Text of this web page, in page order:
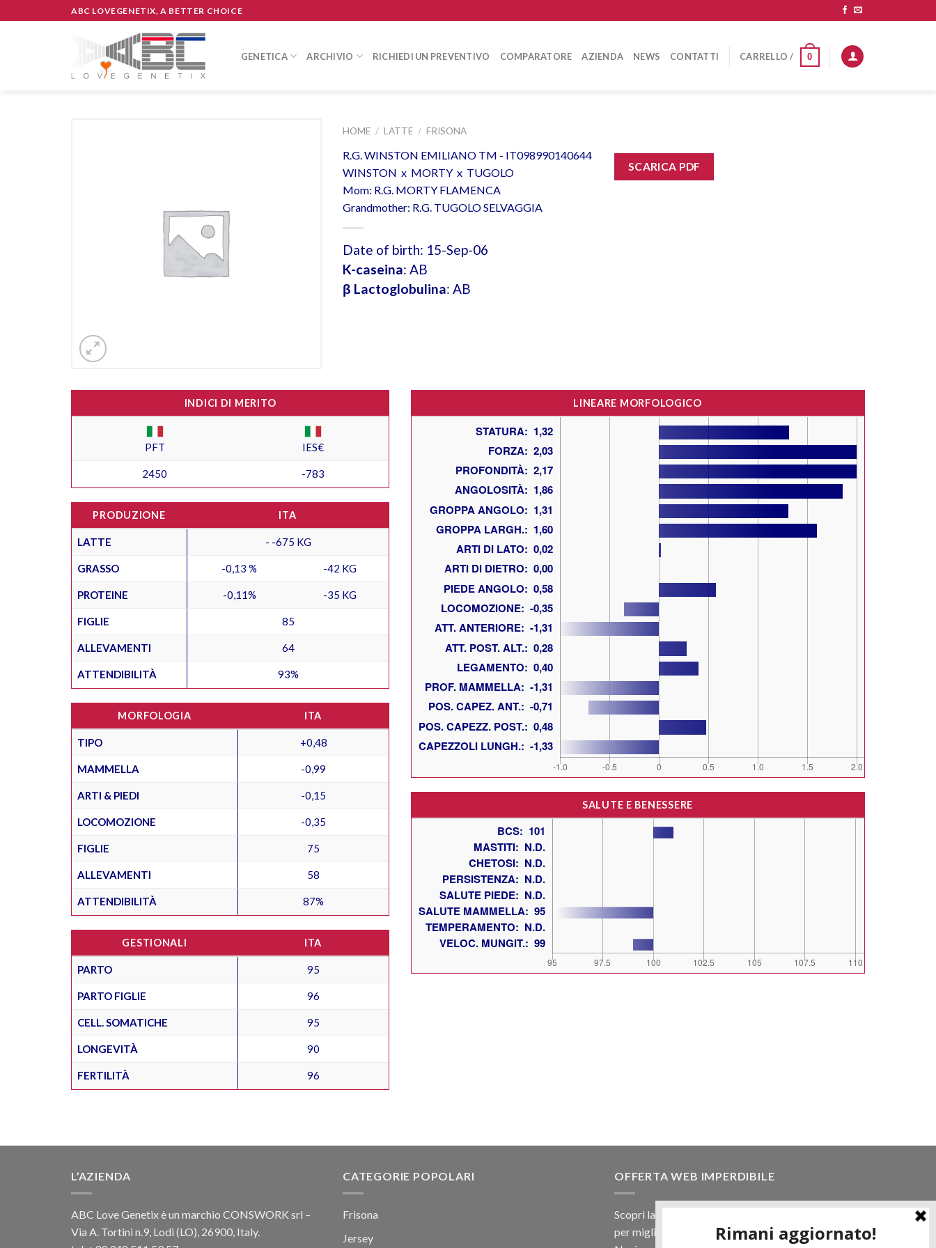
to
ABC LOVEGENETIX, A BETTER CHOICE
GENETICA ARCHIVIO RICHIEDI UN PREVENTIVO COMPARATORE AZIENDA NEWS CONTATTI CARRELLO / 0
HOME / LATTE / FRISONA
R.G. WINSTON EMILIANO TM - IT098990140644
WINSTON x MORTY x TUGOLO
Mom: R.G. MORTY FLAMENCA
Grandmother: R.G. TUGOLO SELVAGGIA
Date of birth: 15-Sep-06
K-caseina: AB
β Lactoglobulina: AB
SCARICA PDF
INDICI DI MERITO
PFT IES€
2450 -783
PRODUZIONE ITA
LATTE - -675 KG
GRASSO -0,13 % -42 KG
PROTEINE -0,11% -35 KG
FIGLIE 85
ALLEVAMENTI 64
ATTENDIBILITÀ 93%
MORFOLOGIA ITA
TIPO +0,48
MAMMELLA -0,99
ARTI & PIEDI -0,15
LOCOMOZIONE -0,35
FIGLIE 75
ALLEVAMENTI 58
ATTENDIBILITÀ 87%
GESTIONALI ITA
PARTO 95
PARTO FIGLIE 96
CELL. SOMATICHE 95
LONGEVITÀ 90
FERTILITÀ 96
LINEARE MORFOLOGICO
SALUTE E BENESSERE
L’AZIENDA
ABC Love Genetix è un marchio CONSWORK srl –
Via A. Tortini n.9, Lodi (LO), 26900, Italy.
CATEGORIE POPOLARI
Frisona
Jersey
OFFERTA WEB IMPERDIBILE
Scopri la nostra offerta web! Un prezzo mai visto,
per migliaia di prodotti.